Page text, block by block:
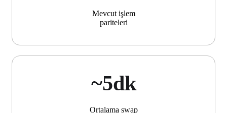
Mevcut işlem
pariteleri
~5dk
Ortalama swap